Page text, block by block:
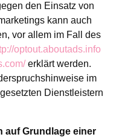
den Einsatz von
kann auch
vor allem im Fall des
optout.aboutads.info
erklärt werden.
im
Dienstleistern
auf Grundlage einer